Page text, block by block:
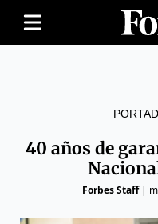
40 años de
Forbes Staff|